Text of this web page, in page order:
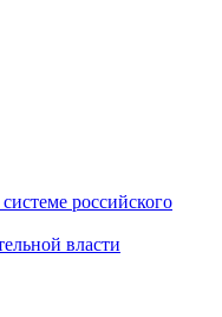
российского
власти